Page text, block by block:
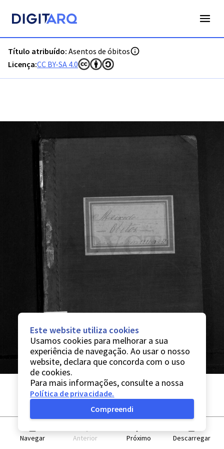
Título atribuído: Asentos de óbitos
Licença:CC BY-SA 4.0
Navegar Anterior Próximo Descarregar
Este website utiliza cookies
Usamos cookies para melhorar a sua
experiência de navegação. Ao usar o nosso
website, declara que concorda com o uso
de cookies.
Para mais informações, consulte a nossa
Política de privacidade.
Compreendi